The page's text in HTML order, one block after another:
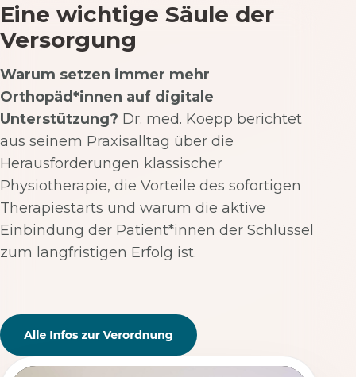
Eine wichtige Säule der
Versorgung
Warum setzen immer mehr
Orthopäd*innen auf digitale
Unterstützung? Dr. med. Koepp berichtet
aus seinem Praxisalltag über die
Herausforderungen klassischer
Physiotherapie, die Vorteile des sofortigen
Therapiestarts und warum die aktive
Einbindung der Patient*innen der Schlüssel
zum langfristigen Erfolg ist.